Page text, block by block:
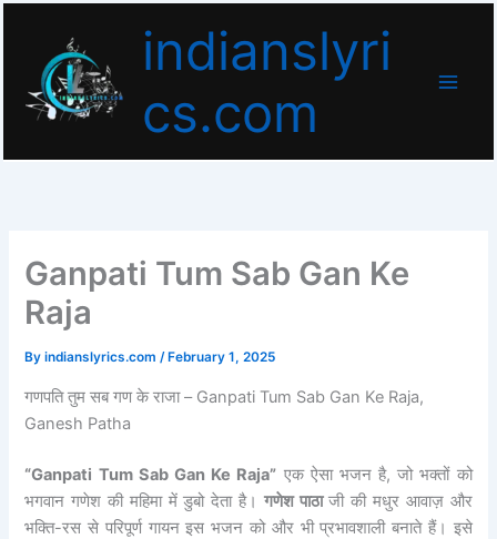
content
indianslyri
cs.com
Ganpati Tum Sab Gan Ke
Raja
Byindianslyrics.com/ February 1, 2025
गणपति तुम सब गण के राजा – Ganpati Tum Sab Gan Ke Raja,
Ganesh Patha
“Ganpati Tum Sab Gan Ke Raja” एक ऐसा भजन है, जो भक्तों को
भगवान गणेश की महिमा में डुबो देता है। गणेश पाठाजी की मधुर आवाज़ और
भक्ति-रस से परिपूर्ण गायन इस भजन को और भी प्रभावशाली बनाते हैं। इसे